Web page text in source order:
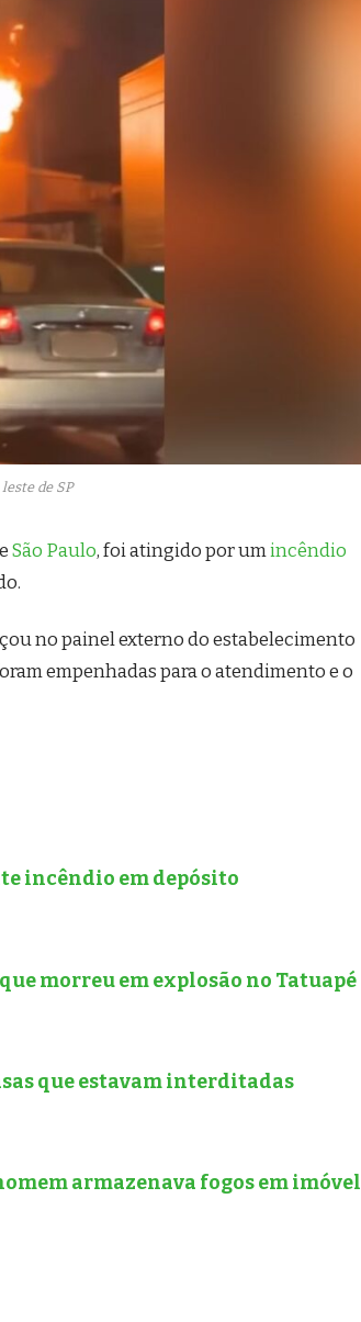
de SP
São Paulo, foi atingido por um incêndio
no painel externo do estabelecimento
empenhadas para o atendimento e o
incêndio em depósito
morreu em explosão no Tatuapé
que estavam interditadas
armazenava fogos em imóvel